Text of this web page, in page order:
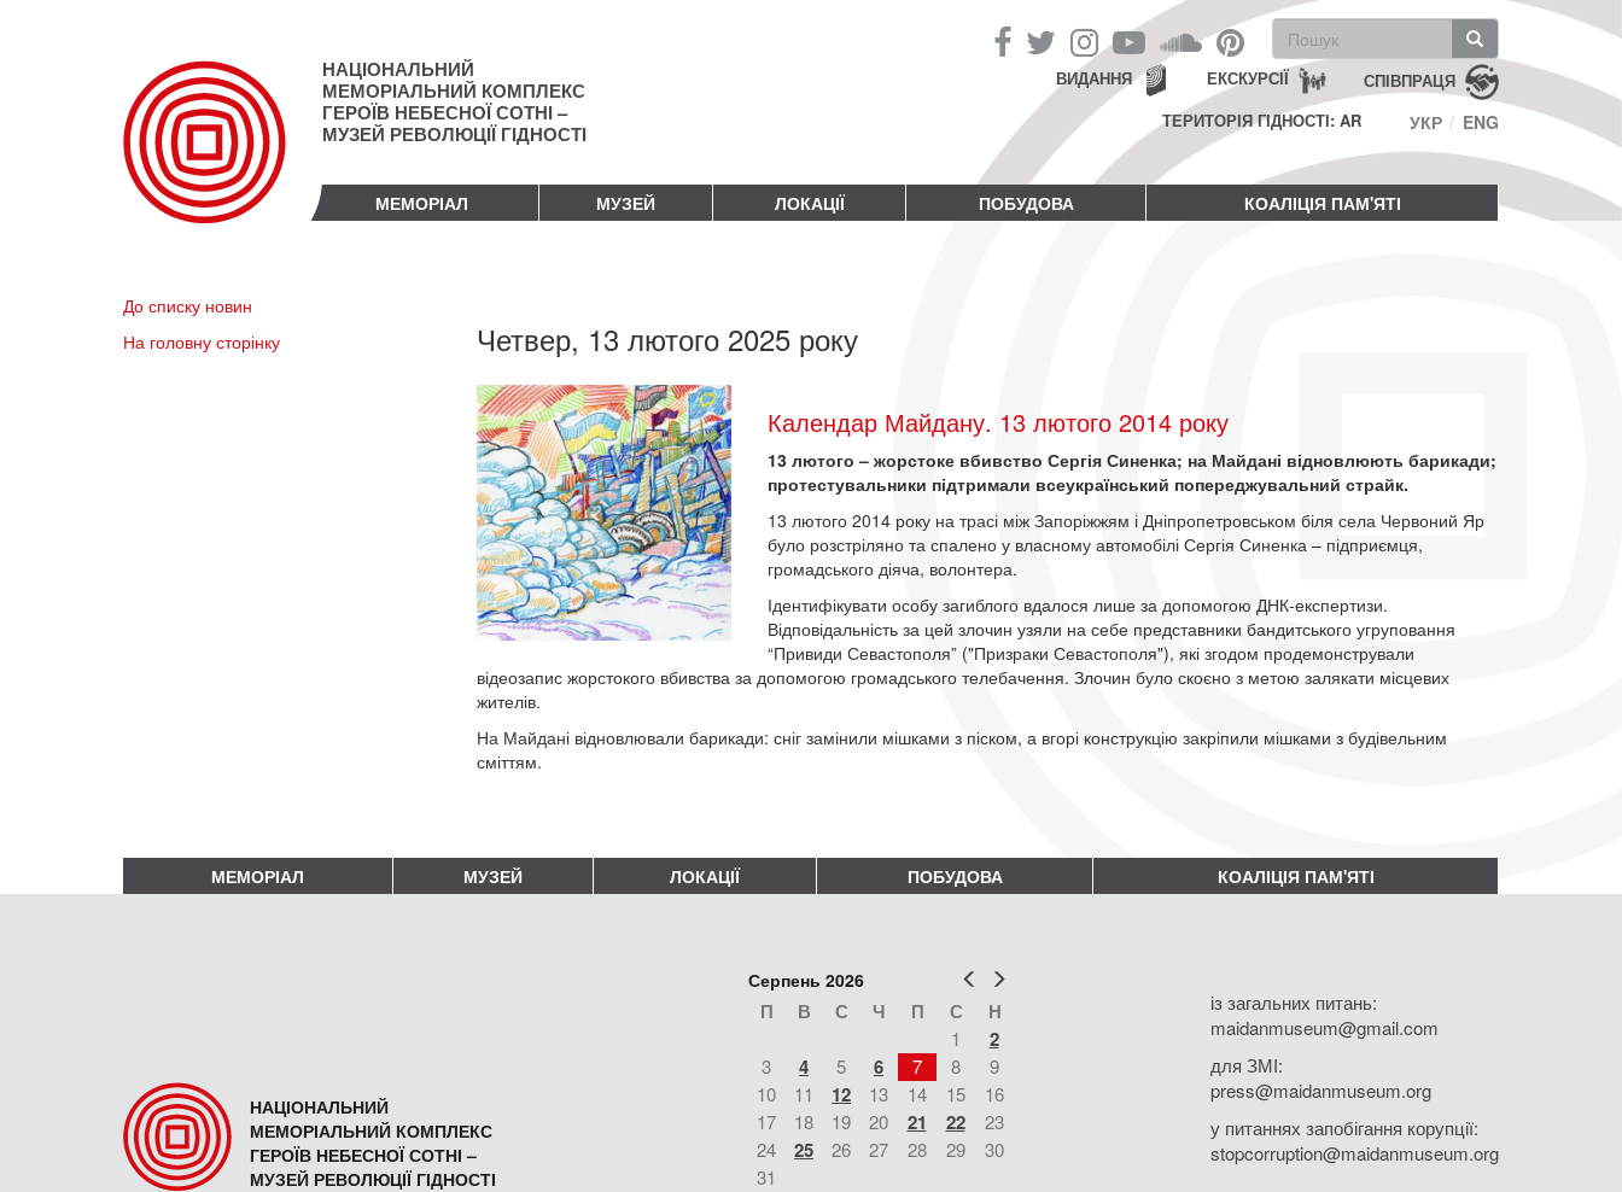
НАЦІОНАЛЬНИЙ
МЕМОРІАЛЬНИЙ КОМПЛЕКС
ГЕРОЇВ НЕБЕСНОЇ СОТНІ –
МУЗЕЙ РЕВОЛЮЦІЇ ГІДНОСТІ
Пошукова
форма
Пошук СПІВПРАЦЯ
ЕКСКУРСІЇ
ВИДАННЯ
ТЕРИТОРІЯ ГІДНОСТІ: AR
УКР ENG
МЕМОРІАЛ МУЗЕЙ ЛОКАЦІЇ ПОБУДОВА КОАЛІЦІЯ ПАМ'ЯТІ
До списку новин
На головну сторінку
Четвер, 13 лютого 2025 року
Календар Майдану. 13 лютого 2014 року
13 лютого – жорстоке вбивство Сергія Синенка; на Майдані відновлюють барикади;
протестувальники підтримали всеукраїнський попереджувальний страйк.
13 лютого 2014 року на трасі між Запоріжжям і Дніпропетровськом біля села Червоний Яр
було розстріляно та спалено у власному автомобілі Сергія Синенка – підприємця,
громадського діяча, волонтера.
Ідентифікувати особу загиблого вдалося лише за допомогою ДНК-експертизи.
Відповідальність за цей злочин узяли на себе представники бандитського угруповання
“Привиди Севастополя” ("Призраки Севастополя"), які згодом продемонстрували
відеозапис жорстокого вбивства за допомогою громадського телебачення. Злочин було скоєно з метою залякати місцевих
жителів.
На Майдані відновлювали барикади: сніг замінили мішками з піском, а вгорі конструкцію закріпили мішками з будівельним
сміттям.
МЕМОРІАЛ МУЗЕЙ ЛОКАЦІЇ ПОБУДОВА КОАЛІЦІЯ ПАМ'ЯТІ
НАЦІОНАЛЬНИЙ
МЕМОРІАЛЬНИЙ КОМПЛЕКС
ГЕРОЇВ НЕБЕСНОЇ СОТНІ –
МУЗЕЙ РЕВОЛЮЦІЇ ГІДНОСТІ
Попер
Серпень 2026
П В С Ч П С Н
1 2
3 4 5 6 7 8
9
10
11 12 13 14 15
16
17
18 19 20 21 22
23
24
25 26 27 28 29
30
31
із загальних питань:
maidanmuseum@gmail.com
для ЗМІ:
press@maidanmuseum.org
у питаннях запобігання корупції:
stopcorruption@maidanmuseum.org